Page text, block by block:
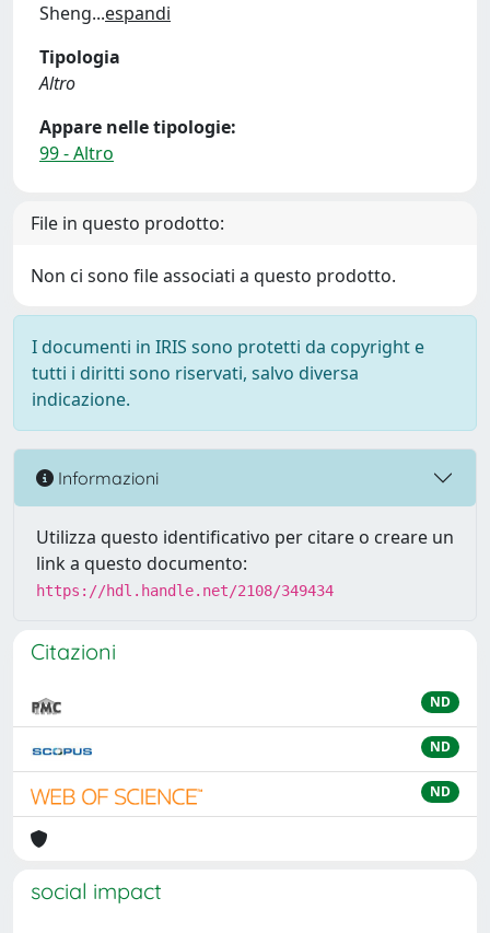
Sheng...espandi
Tipologia
Altro
Appare nelle tipologie:
99 - Altro
File in questo prodotto:
Non ci sono file associati a questo prodotto.
I documenti in IRIS sono protetti da copyright e
tutti i diritti sono riservati, salvo diversa
indicazione.
Informazioni
Utilizza questo identificativo per citare o creare un
link a questo documento:
https://hdl.handle.net/2108/349434
Citazioni
ND
ND
ND
social impact